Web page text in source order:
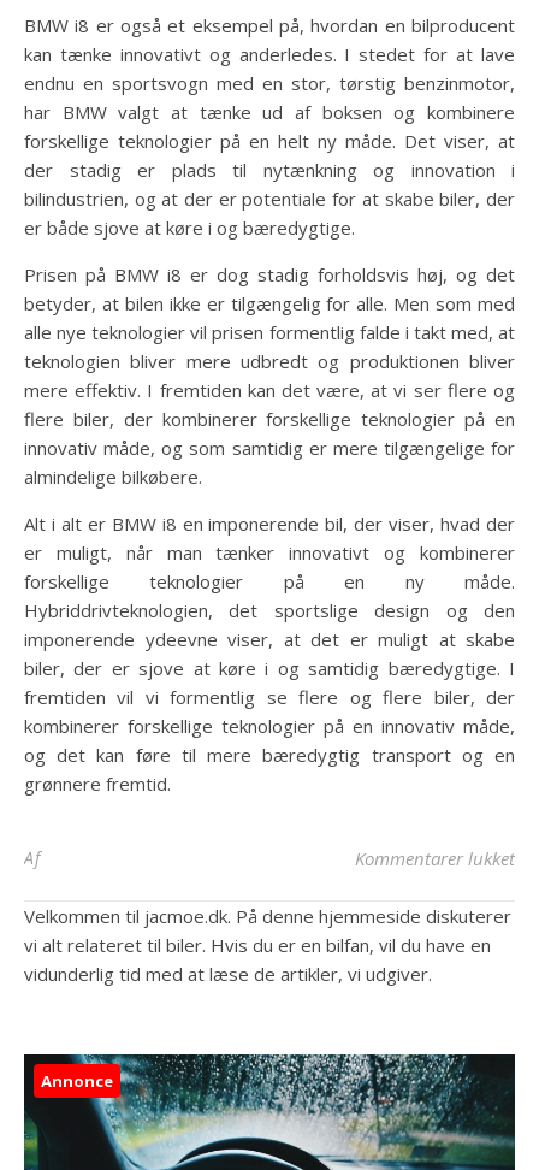
BMW i8 er også et eksempel på, hvordan en bilproducent
kan tænke innovativt og anderledes. I stedet for at lave
endnu en sportsvogn med en stor, tørstig benzinmotor,
har BMW valgt at tænke ud af boksen og kombinere
forskellige teknologier på en helt ny måde. Det viser, at
der stadig er plads til nytænkning og innovation i
bilindustrien, og at der er potentiale for at skabe biler, der
er både sjove at køre i og bæredygtige.
Prisen på BMW i8 er dog stadig forholdsvis høj, og det
betyder, at bilen ikke er tilgængelig for alle. Men som med
alle nye teknologier vil prisen formentlig falde i takt med, at
teknologien bliver mere udbredt og produktionen bliver
mere effektiv. I fremtiden kan det være, at vi ser flere og
flere biler, der kombinerer forskellige teknologier på en
innovativ måde, og som samtidig er mere tilgængelige for
almindelige bilkøbere.
Alt i alt er BMW i8 en imponerende bil, der viser, hvad der
er muligt, når man tænker innovativt og kombinerer
forskellige teknologier på en ny måde.
Hybriddrivteknologien, det sportslige design og den
imponerende ydeevne viser, at det er muligt at skabe
biler, der er sjove at køre i og samtidig bæredygtige. I
fremtiden vil vi formentlig se flere og flere biler, der
kombinerer forskellige teknologier på en innovativ måde,
og det kan føre til mere bæredygtig transport og en
grønnere fremtid.
Af Kommentarer lukkettil
Velkommen til jacmoe.dk. På denne hjemmeside diskuterer
vi alt relateret til biler. Hvis du er en bilfan, vil du have en
vidunderlig tid med at læse de artikler, vi udgiver.
Annonce